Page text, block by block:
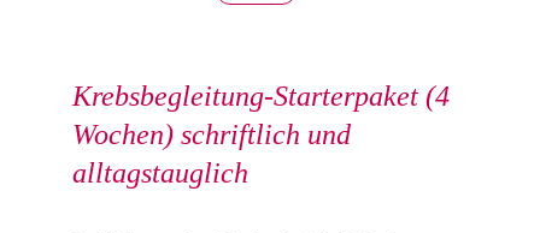
Krebsbegleitung-Starterpaket (4
Wochen) schriftlich und
alltagstauglich